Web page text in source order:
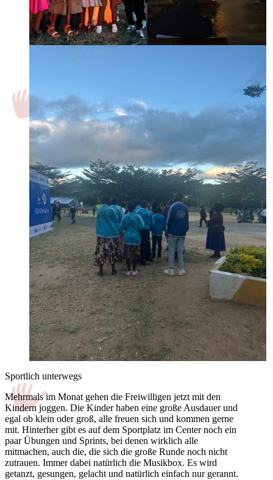
Sportlich unterwegs
Mehrmals im Monat gehen die Freiwilligen jetzt mit den
Kindern joggen. Die Kinder haben eine große Ausdauer und
egal ob klein oder groß, alle freuen sich und kommen gerne
mit. Hinterher gibt es auf dem Sportplatz im Center noch ein
paar Übungen und Sprints, bei denen wirklich alle
mitmachen, auch die, die sich die große Runde noch nicht
zutrauen. Immer dabei natürlich die Musikbox. Es wird
getanzt, gesungen, gelacht und natürlich einfach nur gerannt.